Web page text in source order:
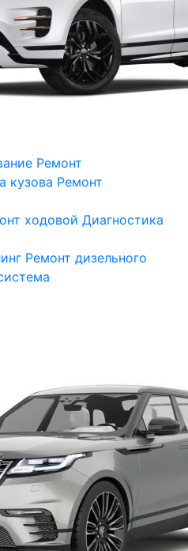
Ремонт
кузова Ремонт
ходовой Диагностика
Ремонт дизельного